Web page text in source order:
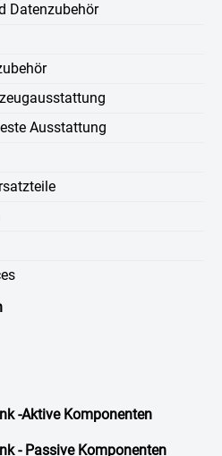
Datenzubehör
Ausstattung
-Aktive Komponenten
- Passive Komponenten